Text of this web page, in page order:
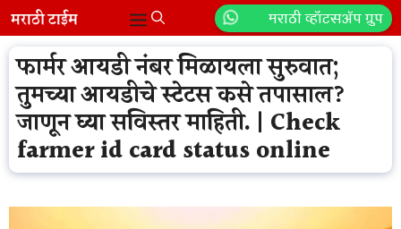
Skip
to
content
मराठी व्हॉटसॲप ग्रुप
Menu
फार्मर आयडी नंबर मिळायला सुरुवात;
तुमच्या आयडीचे स्टेटस कसे तपासाल?
जाणून घ्या सविस्तर माहिती. | Check
farmer id card status online